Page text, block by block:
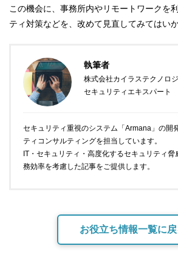
この機会に、事務所内やリモートワークを
ティ対策などを、改めて見直してみてはい
執筆者
株式会社カイラステクノロ
セキュリティエキスパート
セキュリティ重視のシステム「Armana」の開
ティコンサルティングを担当しています。
IT・セキュリティ・高度化するセキュリティ脅
務効率を考慮した記事をご提供します。
お役立ち情報一覧に戻